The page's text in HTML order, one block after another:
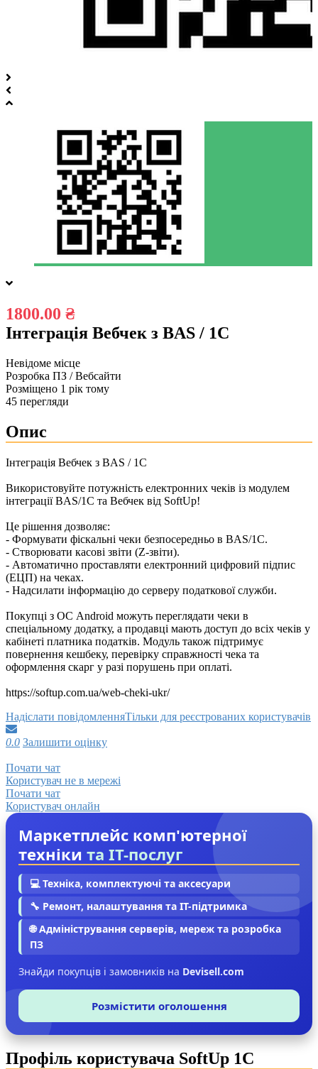
1800.00 ₴
Інтеграція Вебчек з BAS / 1C
Невідоме місце
Розробка ПЗ / Вебсайти
Розміщено 1 рік тому
45 перегляди
Опис
Інтеграція Вебчек з BAS / 1C
Використовуйте потужність електронних чеків із модулем
інтеграції BAS/1C та Вебчек від SoftUp!​
Це рішення дозволяє:​
- Формувати фіскальні чеки безпосередньо в BAS/1C.​
- Створювати касові звіти (Z-звіти).​
- Автоматично проставляти електронний цифровий підпис
(ЕЦП) на чеках.​
- Надсилати інформацію до серверу податкової служби.​
Покупці з ОС Android можуть переглядати чеки в
спеціальному додатку, а продавці мають доступ до всіх чеків у
кабінеті платника податків. Модуль також підтримує
повернення кешбеку, перевірку справжності чека та
оформлення скарг у разі порушень при оплаті.
https://softup.com.ua/web-cheki-ukr/
Надіслати повідомленняТільки для реєстрованих користувачів
0.0 Залишити оцінку
Почати чат
Користувач не в мережі
Почати чат
Користувач онлайн
Маркетплейс комп'ютерної
техніки та IT-послуг
💻 Техніка, комплектуючі та аксесуари
🔧 Ремонт, налаштування та IT-підтримка
🌐 Адміністрування серверів, мереж та розробка
ПЗ
Знайди покупців і замовників на Devisell.com
Розмістити оголошення
Профіль користувача SoftUp 1C